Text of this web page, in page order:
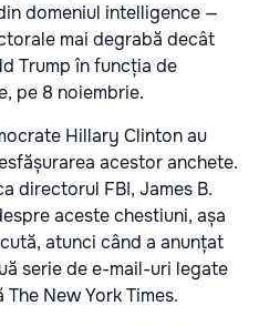
domeniul intelligence —
mai degrabă decât
Trump în funcția de
pe 8 noiembrie.
Hillary Clinton au
acestor anchete.
directorul FBI, James B.
aceste chestiuni, așa
atunci când a anunțat
serie de e-mail-uri legate
New York Times.